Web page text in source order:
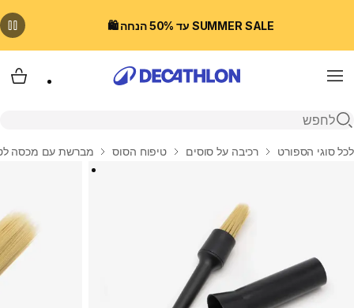
SUMMER SALE עד 50% הנחה 🛍️
Menu
פתיחת חיפוש
בית
לכל סוגי הספורט רכיבה על סוסים טיפוח הסוס מברשת עם מכסה